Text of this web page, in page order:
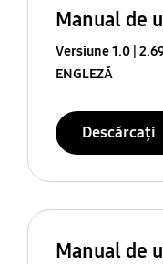
Manual de
Versiune 1.0
ENGLEZĂ
Descărcați